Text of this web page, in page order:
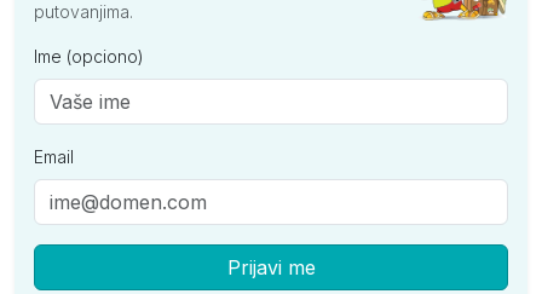
putovanjima.
Ime (opciono)
Email
Prijavi me